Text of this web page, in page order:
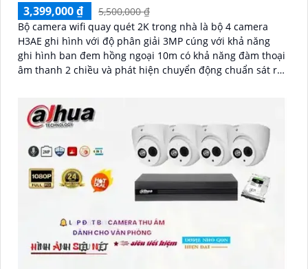
3,399,000 ₫
5,500,000 ₫
Bộ camera wifi quay quét 2K trong nhà là bộ 4 camera
H3AE ghi hình với độ phân giải 3MP cúng với khả năng
ghi hình ban đem hồng ngoại 10m có khả năng đàm thoại
âm thanh 2 chiều và phát hiện chuyển động chuẩn sát rất
có thể đàm thoại được âm thanh 2 chiều.